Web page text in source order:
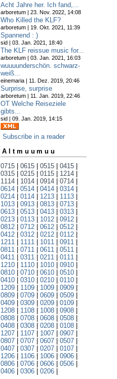
Acht Jahre her. Ich fand,...
arboretum | 23. Nov. 2022, 14:08
Who Killed the KLF?
arboretum | 19. Okt. 2021, 11:39
Spannend : )
sid | 03. Jan. 2021, 18:40
The KLF reissue music for...
arboretum | 03. Jan. 2021, 16:03
wuuuunderschön. schwarz-
weiß...
einemaria | 11. Dez. 2019, 20:46
Surprise, surprise
arboretum | 11. Jan. 2019, 22:46
OT Welche Reiseziele
gibts...
sid | 09. Jan. 2019, 14:15
Subscribe in a reader
Altmuumuu
0715
0615 0515 0415
0315
0215 0115 1214
1114
1014 0914 0714
0614
0514 0414 0314
0214
0114 1213 1113
1013
0913 0813 0713
0613
0513 0413 0313
0213
0113 1012 0912
0812
0712 0612 0512
0412
0312 0212 0112
1211
1111 1011 0911
0811
0711 0611 0511
0411
0311 0211 0111
1210
1110 1010 0910
0810
0710 0610 0510
0410
0310 0210 0110
1209
1109 1009 0909
0809
0709 0609 0509
0409
0309 0209 0109
1208
1108 1008 0908
0808
0708 0608 0508
0408
0308 0208 0108
1207
1107 1007 0907
0807
0707 0607 0507
0407
0307 0207 0107
1206
1106 1006 0906
0806
0706 0606 0506
0406
0306 0206